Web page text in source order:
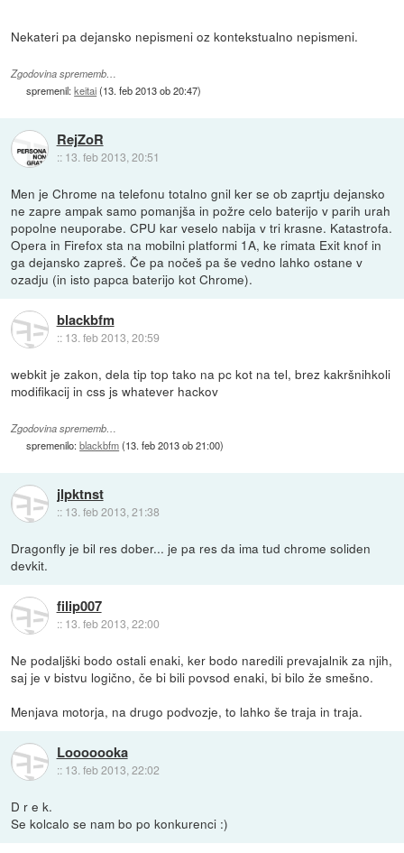
Nekateri pa dejansko nepismeni oz kontekstualno nepismeni.
Zgodovina sprememb…
spremenil:keitai(13. feb 2013 ob 20:47)
RejZoR
:: 13. feb 2013, 20:51
Men je Chrome na telefonu totalno gnil ker se ob zaprtju dejansko
ne zapre ampak samo pomanjša in požre celo baterijo v parih urah
popolne neuporabe. CPU kar veselo nabija v tri krasne. Katastrofa.
Opera in Firefox sta na mobilni platformi 1A, ke rimata Exit knof in
ga dejansko zapreš. Če pa nočeš pa še vedno lahko ostane v
ozadju (in isto papca baterijo kot Chrome).
blackbfm
:: 13. feb 2013, 20:59
webkit je zakon, dela tip top tako na pc kot na tel, brez kakršnihkoli
modifikacij in css js whatever hackov
Zgodovina sprememb…
spremenilo:blackbfm(13. feb 2013 ob 21:00)
jlpktnst
:: 13. feb 2013, 21:38
Dragonfly je bil res dober... je pa res da ima tud chrome soliden
devkit.
filip007
:: 13. feb 2013, 22:00
Ne podaljški bodo ostali enaki, ker bodo naredili prevajalnik za njih,
saj je v bistvu logično, če bi bili povsod enaki, bi bilo že smešno.
Menjava motorja, na drugo podvozje, to lahko še traja in traja.
Looooooka
:: 13. feb 2013, 22:02
D r e k.
Se kolcalo se nam bo po konkurenci :)